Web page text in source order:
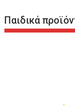
Παιδικά